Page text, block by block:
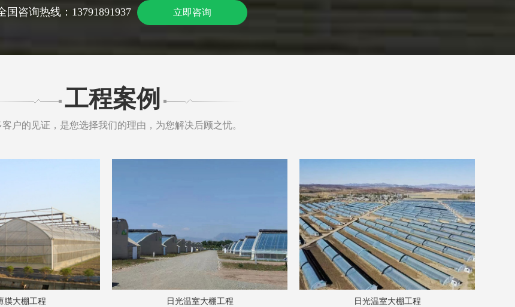
国咨询热线：13791891937 立即咨询
工程案例
客户的见证，是您选择我们的理由，为您解决后顾之忧。
室大棚工程 日光温室大棚工程 玻璃温室大棚工程